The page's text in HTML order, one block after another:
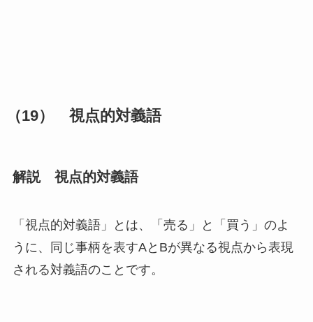
（19） 視点的対義語
解説 視点的対義語
「視点的対義語」
とは、「売る」と「買う」のよ
うに、同じ事柄を表すAとBが異なる視点から表現
される対義語のことです。